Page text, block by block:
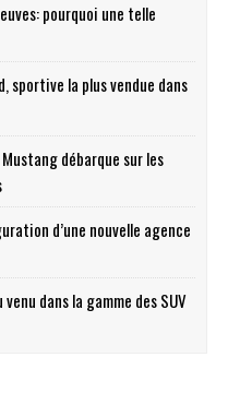
pourquoi une telle
sportive la plus vendue dans
débarque sur les
d’une nouvelle agence
venu dans la gamme des SUV